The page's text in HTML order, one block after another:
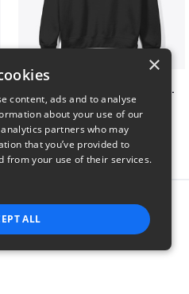
Jon Dretto "Painkiller" Merch Collection
this product
×
content, ads and to analyse
about your use of our
partners who may
that you’ve provided to
from your use of their services.
ALL
PERFORMANCE